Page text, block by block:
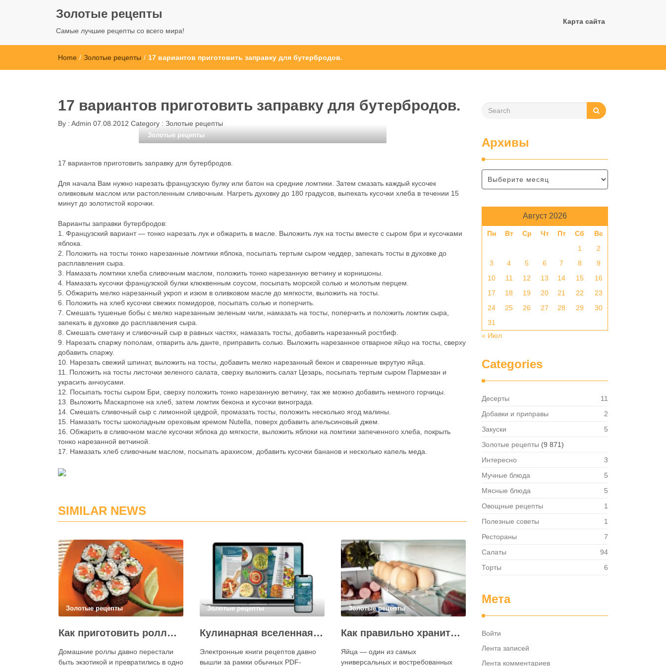
Золотые рецепты
Самые лучшие рецепты со всего мира!
Карта сайта
Home / Золотые рецепты / 17 вариантов приготовить заправку для бутербродов.
17 вариантов приготовить заправку для бутербродов.
By : Admin 07.08.2012 Category : Золотые рецепты
Золотые рецепты
17 вариантов приготовить заправку для бутербродов.
Для начала Вам нужно нарезать французскую булку или батон на средние ломтики. Затем смазать каждый кусочек
оливковым маслом или растопленным сливочным. Нагреть духовку до 180 градусов, выпекать кусочки хлеба в течении 15
минут до золотистой корочки.
Варианты заправки бутербродов:
1. Французский вариант — тонко нарезать лук и обжарить в масле. Выложить лук на тосты вместе с сыром бри и кусочками
яблока.
2. Положить на тосты тонко нарезанные ломтики яблока, посыпать тертым сыром чеддер, запекать тосты в духовке до
расплавления сыра.
3. Намазать ломтики хлеба сливочным маслом, положить тонко нарезанную ветчину и корнишоны.
4. Намазать кусочки французской булки клюквенным соусом, посыпать морской солью и молотым перцем.
5. Обжарить мелко нарезанный укроп и изюм в оливковом масле до мягкости, выложить на тосты.
6. Положить на хлеб кусочки свежих помидоров, посыпать солью и поперчить.
7. Смешать тушеные бобы с мелко нарезанным зеленым чили, намазать на тосты, поперчить и положить ломтик сыра,
запекать в духовке до расплавления сыра.
8. Смешать сметану и сливочный сыр в равных частях, намазать тосты, добавить нарезанный ростбиф.
9. Нарезать спаржу пополам, отварить аль данте, приправить солью. Выложить нарезанное отварное яйцо на тосты, сверху
добавить спаржу.
10. Нарезать свежий шпинат, выложить на тосты, добавить мелко нарезанный бекон и сваренные вкрутую яйца.
11. Положить на тосты листочки зеленого салата, сверху выложить салат Цезарь, посыпать тертым сыром Пармезан и
украсить анчоусами.
12. Посыпать тосты сыром Бри, сверху положить тонко нарезанную ветчину, так же можно добавить немного горчицы.
13. Выложить Маскарпоне на хлеб, затем ломтик бекона и кусочки винограда.
14. Смешать сливочный сыр с лимонной цедрой, промазать тосты, положить несколько ягод малины.
15. Намазать тосты шоколадным ореховым кремом Nutella, поверх добавить апельсиновый джем.
16. Обжарить в сливочном масле кусочки яблока до мягкости, выложить яблоки на ломтики запеченного хлеба, покрыть
тонко нарезанной ветчиной.
17. Намазать хлеб сливочным маслом, посыпать арахисом, добавить кусочки бананов и несколько капель меда.
SIMILAR NEWS
Золотые рецепты
Как приготовить роллы в домашних условиях?
Домашние роллы давно перестали
быть экзотикой и превратились в одно
Золотые рецепты
Кулинарная вселенная в цифре: топ-3 самых больших электронных книг рецептов
Электронные книги рецептов давно
вышли за рамки обычных PDF-
Золотые рецепты
Как правильно хранить яйца: в холодильнике или на полке?
Яйца — один из самых
универсальных и востребованных
Архивы
Август 2026
Пн Вт Ср Чт Пт Сб
Вс
1
2
3
4 5 6 7 8
9
10
11 12 13 14 15
16
17
18 19 20 21 22
23
24
25 26 27 28 29
30
31
« Июл
Categories
Десерты
11
Добавки и приправы
2
Закуски
5
Золотые рецепты (9 871)
Интересно
3
Мучные блюда
5
Мясные блюда
5
Овощные рецепты
1
Полезные советы
1
Рестораны
7
Салаты
94
Торты
6
Мета
Войти
Лента записей
Лента комментариев